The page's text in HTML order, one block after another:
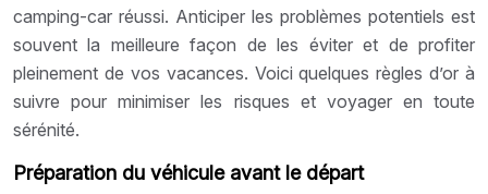
camping-car réussi. Anticiper les problèmes potentiels est
souvent la meilleure façon de les éviter et de profiter
pleinement de vos vacances. Voici quelques règles d’or à
suivre pour minimiser les risques et voyager en toute
sérénité.
Préparation du véhicule avant le départ